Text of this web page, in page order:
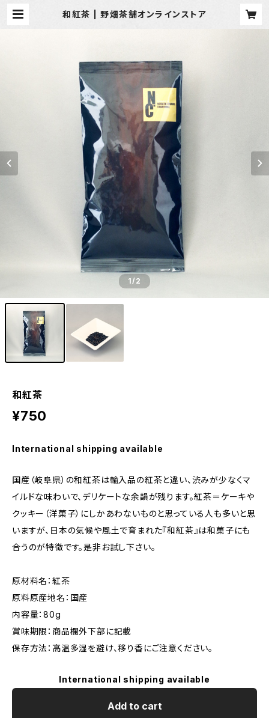
和紅茶 | 野畑茶舗オンラインストア
1/2
和紅茶
¥750
International shipping available
国産（岐阜県）の和紅茶は輸入品の紅茶と違い、渋みが少なくマ
イルドな味わいで、デリケートな余韻が残ります。紅茶＝ケーキや
クッキー（洋菓子）にしかあわないものと思っている人も多いと思
いますが、日本の気候や風土で育まれた『和紅茶』は和菓子にも
合うのが特徴です。是非お試し下さい。
原材料名：紅茶
原料原産地名：国産
内容量：80g
賞味期限：商品欄外下部に記載
保存方法：高温多湿を避け、移り香にご注意ください。
International shipping available
Add to cart